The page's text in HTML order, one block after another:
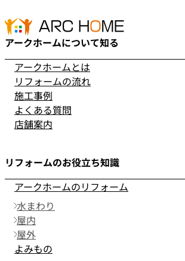
アークホームについて知る
アークホームとは
リフォームの流れ
施工事例
よくある質問
店舗案内
リフォームのお役立ち知識
アークホームのリフォーム
水まわり
屋内
屋外
よみもの